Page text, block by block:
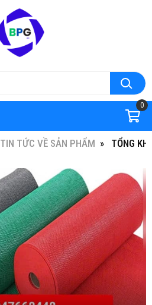
0
TIN TỨC VỀ SẢN PHẨM TỔNG